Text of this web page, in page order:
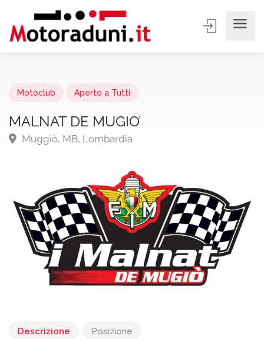
Motoclub Aperto a Tutti
MALNAT DE MUGIO’
Muggiò, MB, Lombardia
Descrizione Posizione